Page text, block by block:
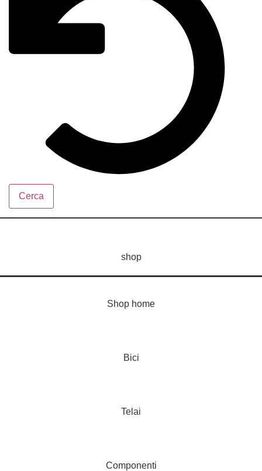
Cerca
shop
Shop home
Bici
Telai
Componenti